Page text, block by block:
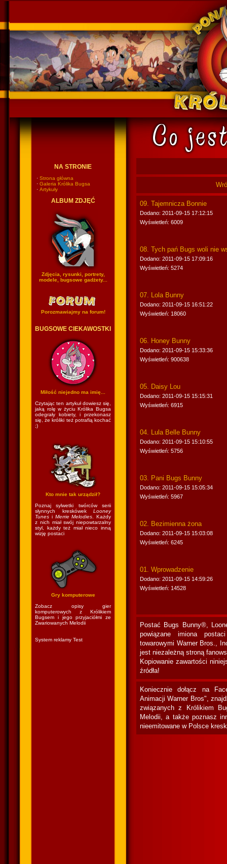
NA STRONIE
· Strona główna
· Galeria Królika Bugsa
· Artykuły
ALBUM ZDJĘĆ
Zdjęcia, rysunki, portrety,
modele, bugsowe gadżety...
Porozmawiajmy na forum!
BUGSOWE CIEKAWOSTKI
Miłość niejedno ma imię...
Czytając ten artykuł dowiesz się,
jaką rolę w życiu Królika Bugsa
odegrały kobiety, i przekonasz
się, że króliki też potrafią kochać
;)
Kto mnie tak urządził?
Poznaj sylwetki twórców serii
słynnych kreskówek Looney
Tunes i Merrie Melodies . Każdy
z nich miał swój niepowtarzalny
styl, każdy też miał nieco inną
wizję postaci
Gry komputerowe
Zobacz opisy gier
komputerowych z Królikiem
Bugsem i jego przyjaciółmi ze
Zwariowanych Melodii
System reklamy Test
09. Tajemnicza Bonnie
Dodano: 2011-09-15 17:12:15
Wyświetleń: 6009
08. Tych pań Bugs woli nie
Dodano: 2011-09-15 17:09:16
Wyświetleń: 5274
07. Lola Bunny
Dodano: 2011-09-15 16:51:22
Wyświetleń: 18060
06. Honey Bunny
Dodano: 2011-09-15 15:33:36
Wyświetleń: 900638
05. Daisy Lou
Dodano: 2011-09-15 15:15:31
Wyświetleń: 6915
04. Lula Belle Bunny
Dodano: 2011-09-15 15:10:55
Wyświetleń: 5756
03. Pani Bugs Bunny
Dodano: 2011-09-15 15:05:34
Wyświetleń: 5967
02. Bezimienna żona
Dodano: 2011-09-15 15:03:08
Wyświetleń: 6245
01. Wprowadzenie
Dodano: 2011-09-15 14:59:26
Wyświetleń: 14528
Postać Bugs Bunny®,
powiązane imiona
towarowymi Warner Bros.,
jest niezależną stroną
Kopiowanie zawartości
źródła!
Koniecznie dołącz na
Animacji Warner Bros",
związanych z Królikiem
Melodii, a także poznasz
nieemitowane w Polsce